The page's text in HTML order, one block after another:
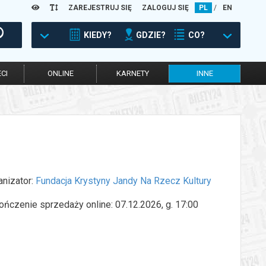
ZAREJESTRUJ SIĘ ZALOGUJ SIĘ PL / EN
KIEDY? GDZIE? CO?
ONLINE KARNETY INNE
Fundacja Krystyny Jandy Na Rzecz Kultury
sprzedaży online: 07.12.2026, g. 17:00